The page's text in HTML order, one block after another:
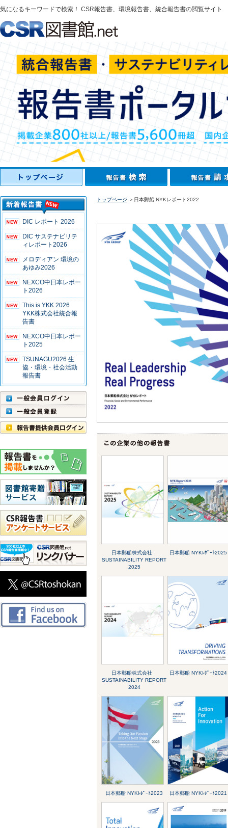
気になるキーワードで検索！ CSR報告書、環境報告書、統合報告書の閲覧サイト
DIC レポート 2026
DIC サステナビリテ
ィレポート2026
メロディアン 環境の
あゆみ2026
NEXCO中日本レポー
ト2026
This is YKK 2026
YKK株式会社統合報
告書
NEXCO中日本レポー
ト2025
TSUNAGU2026 生
協・環境・社会活動
報告書
トップページ ＞日本郵船 NYKレポート2022
日本郵船株式会社
SUSTAINABILITY REPORT
2025
日本郵船 NYKﾚﾎﾟｰﾄ2025
日本郵船株式会社
SUSTAINABILITY REPORT
2024
日本郵船 NYKﾚﾎﾟｰﾄ2024
日本郵船 NYKﾚﾎﾟｰﾄ2023 日本郵船 NYKﾚﾎﾟｰﾄ2021